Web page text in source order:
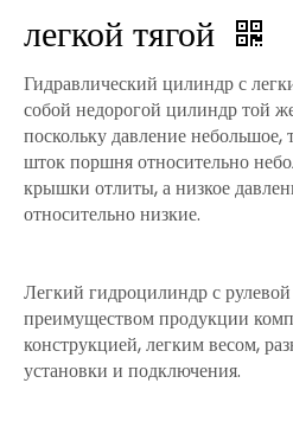
легкой тягой
Гидравлический цилиндр с
собой недорогой цилиндр той
поскольку давление
шток поршня относительно
крышки отлиты, а низкое
относительно низкие.
Легкий гидроцилиндр с рулевой
преимуществом продукции
конструкцией, легким весом,
установки и подключения.